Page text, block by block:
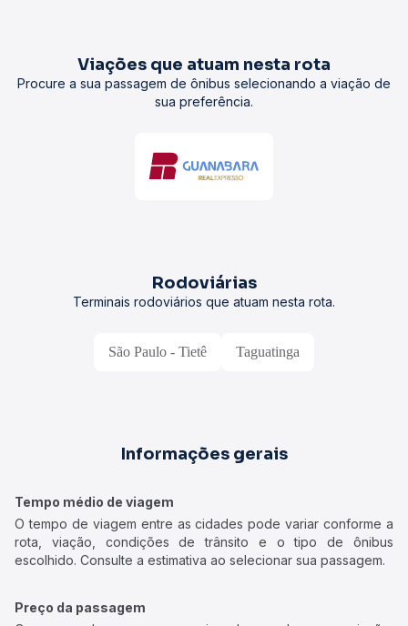
Viações que atuam nesta rota
Procure a sua passagem de ônibus selecionando a viação de
sua preferência.
Rodoviárias
Terminais rodoviários que atuam nesta rota.
São Paulo - Tietê Taguatinga
Informações gerais
Tempo médio de viagem
O tempo de viagem entre as cidades pode variar conforme a
rota, viação, condições de trânsito e o tipo de ônibus
escolhido. Consulte a estimativa ao selecionar sua passagem.
Preço da passagem